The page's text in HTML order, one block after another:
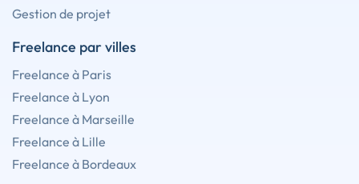
Gestion de projet
Freelance par villes
Freelance à Paris
Freelance à Lyon
Freelance à Marseille
Freelance à Lille
Freelance à Bordeaux